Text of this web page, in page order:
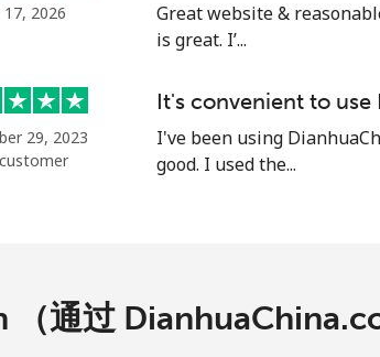
17, 2026
Great website &
is great. I’...
29, 2023
It's convenient to use
I've been using
good. I used the...
（通过